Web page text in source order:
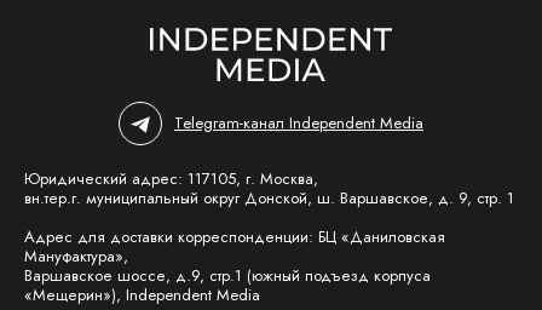
Telegram-канал Independent Media
Юридический адрес: 117105, г. Москва,
вн.тер.г. муниципальный округ Донской, ш. Варшавское, д. 9, стр. 1
Адрес для доставки корреспонденции: БЦ «Даниловская
Мануфактура»,
Варшавское шоссе, д.9, стр.1 (южный подъезд корпуса
«Мещерин»), Independent Media